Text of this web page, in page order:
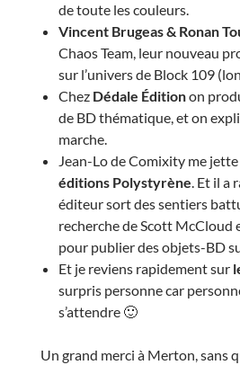
de toute les couleurs.
Vincent Brugeas & Ronan
Chaos Team, leur nouveau
sur l’univers de Block 109
Chez Dédale Éditionon
de BD thématique, et on
marche.
Jean-Lo de Comixity me
éditions Polystyrène. Et il a
éditeur sort des sentiers
recherche de Scott McCloud
pour publier des objets-BD
Et je reviens rapidement sur
surpris personne car
s’attendre 🙂
Un grand merci à Merton, sans